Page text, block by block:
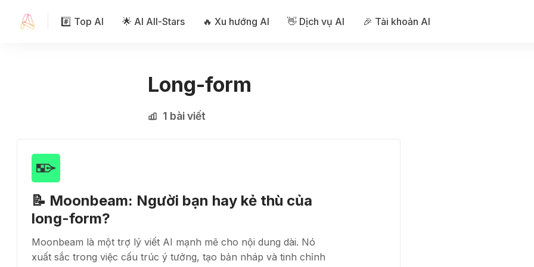
#️⃣ Top AI 🌟 AI All-Stars 🔥 Xu hướng AI 👋 Dịch vụ AI 🎉 Tài khoản AI
Long-form
1 bài viết
📝 Moonbeam: Người bạn hay kẻ thù của
long-form?
Moonbeam là một trợ lý viết AI mạnh mẽ cho nội dung dài. Nó
xuất sắc trong việc cấu trúc ý tưởng, tạo bản nháp và tinh chỉnh